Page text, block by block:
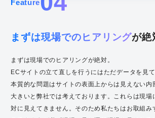
Feature04
まずは現場でのヒアリングが絶
まずは現場でのヒアリングが絶対。
ECサイトの立て直しを行うにはただデータを見
本質的な問題はサイトの表面上からは見えない内
大きいと弊社では考えております。これらは現場
対に見えてきません。そのため私たちはお取組み